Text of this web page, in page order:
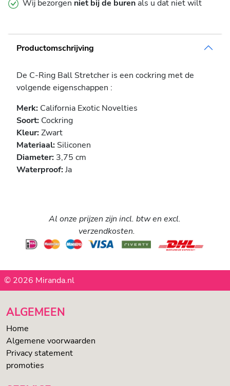
Wij bezorgen niet bij de burenals u dat niet wilt
Productomschrijving
De C-Ring Ball Stretcher is een cockring met de
volgende eigenschappen :
Merk: California Exotic Novelties
Soort: Cockring
Kleur:Zwart
Materiaal: Siliconen
Diameter: 3,75 cm
Waterproof:Ja
Al onze prijzen zijn incl. btw en excl.
verzendkosten.
© 2026 Miranda.nl
ALGEMEEN
Home
Algemene voorwaarden
Privacy statement
promoties